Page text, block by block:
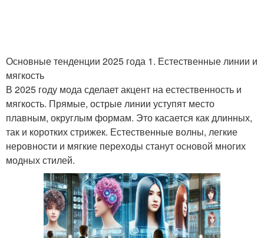
Основные тенденции 2025 года 1. Естественные линии и
мягкость
В 2025 году мода сделает акцент на естественность и
мягкость. Прямые, острые линии уступят место
плавным, округлым формам. Это касается как длинных,
так и коротких стрижек. Естественные волны, легкие
неровности и мягкие переходы станут основой многих
модных стилей.